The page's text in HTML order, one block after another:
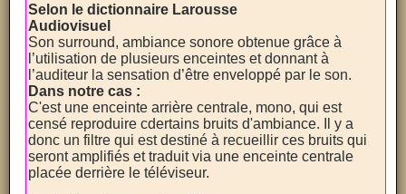
Selon le dictionnaire Larousse
Audiovisuel
Son surround, ambiance sonore obtenue grâce à
l’utilisation de plusieurs enceintes et donnant à
l’auditeur la sensation d’être enveloppé par le son.
Dans notre cas :
C'est une enceinte arrière centrale, mono, qui est
censé reproduire cdertains bruits d'ambiance. Il y a
donc un filtre qui est destiné à recueillir ces bruits qui
seront amplifiés et traduit via une enceinte centrale
placée derrière le téléviseur.